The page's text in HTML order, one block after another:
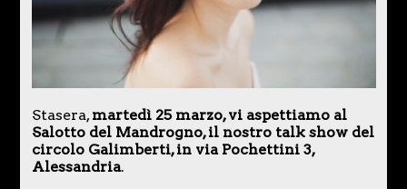
Stasera,martedì 25 marzo, vi aspettiamo al
Salotto del Mandrogno, il nostro talk show del
circolo Galimberti, in via Pochettini 3,
Alessandria.